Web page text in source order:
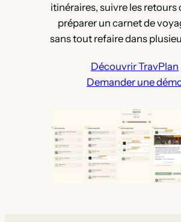
itinéraires, suivre les retours
préparer un carnet de
sans tout refaire dans
Découvrir TravPlan
Demander une